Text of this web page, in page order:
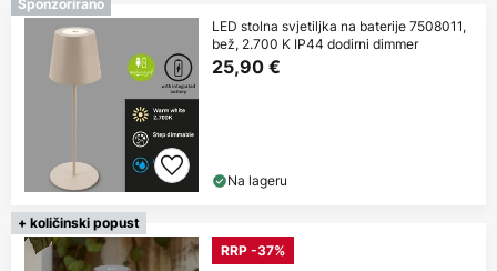
Sponzorirano
LED stolna svjetiljka na baterije 7508011,
bež, 2.700 K IP44 dodirni dimmer
25,90 €
Na lageru
+ količinski popust
RRP -37%